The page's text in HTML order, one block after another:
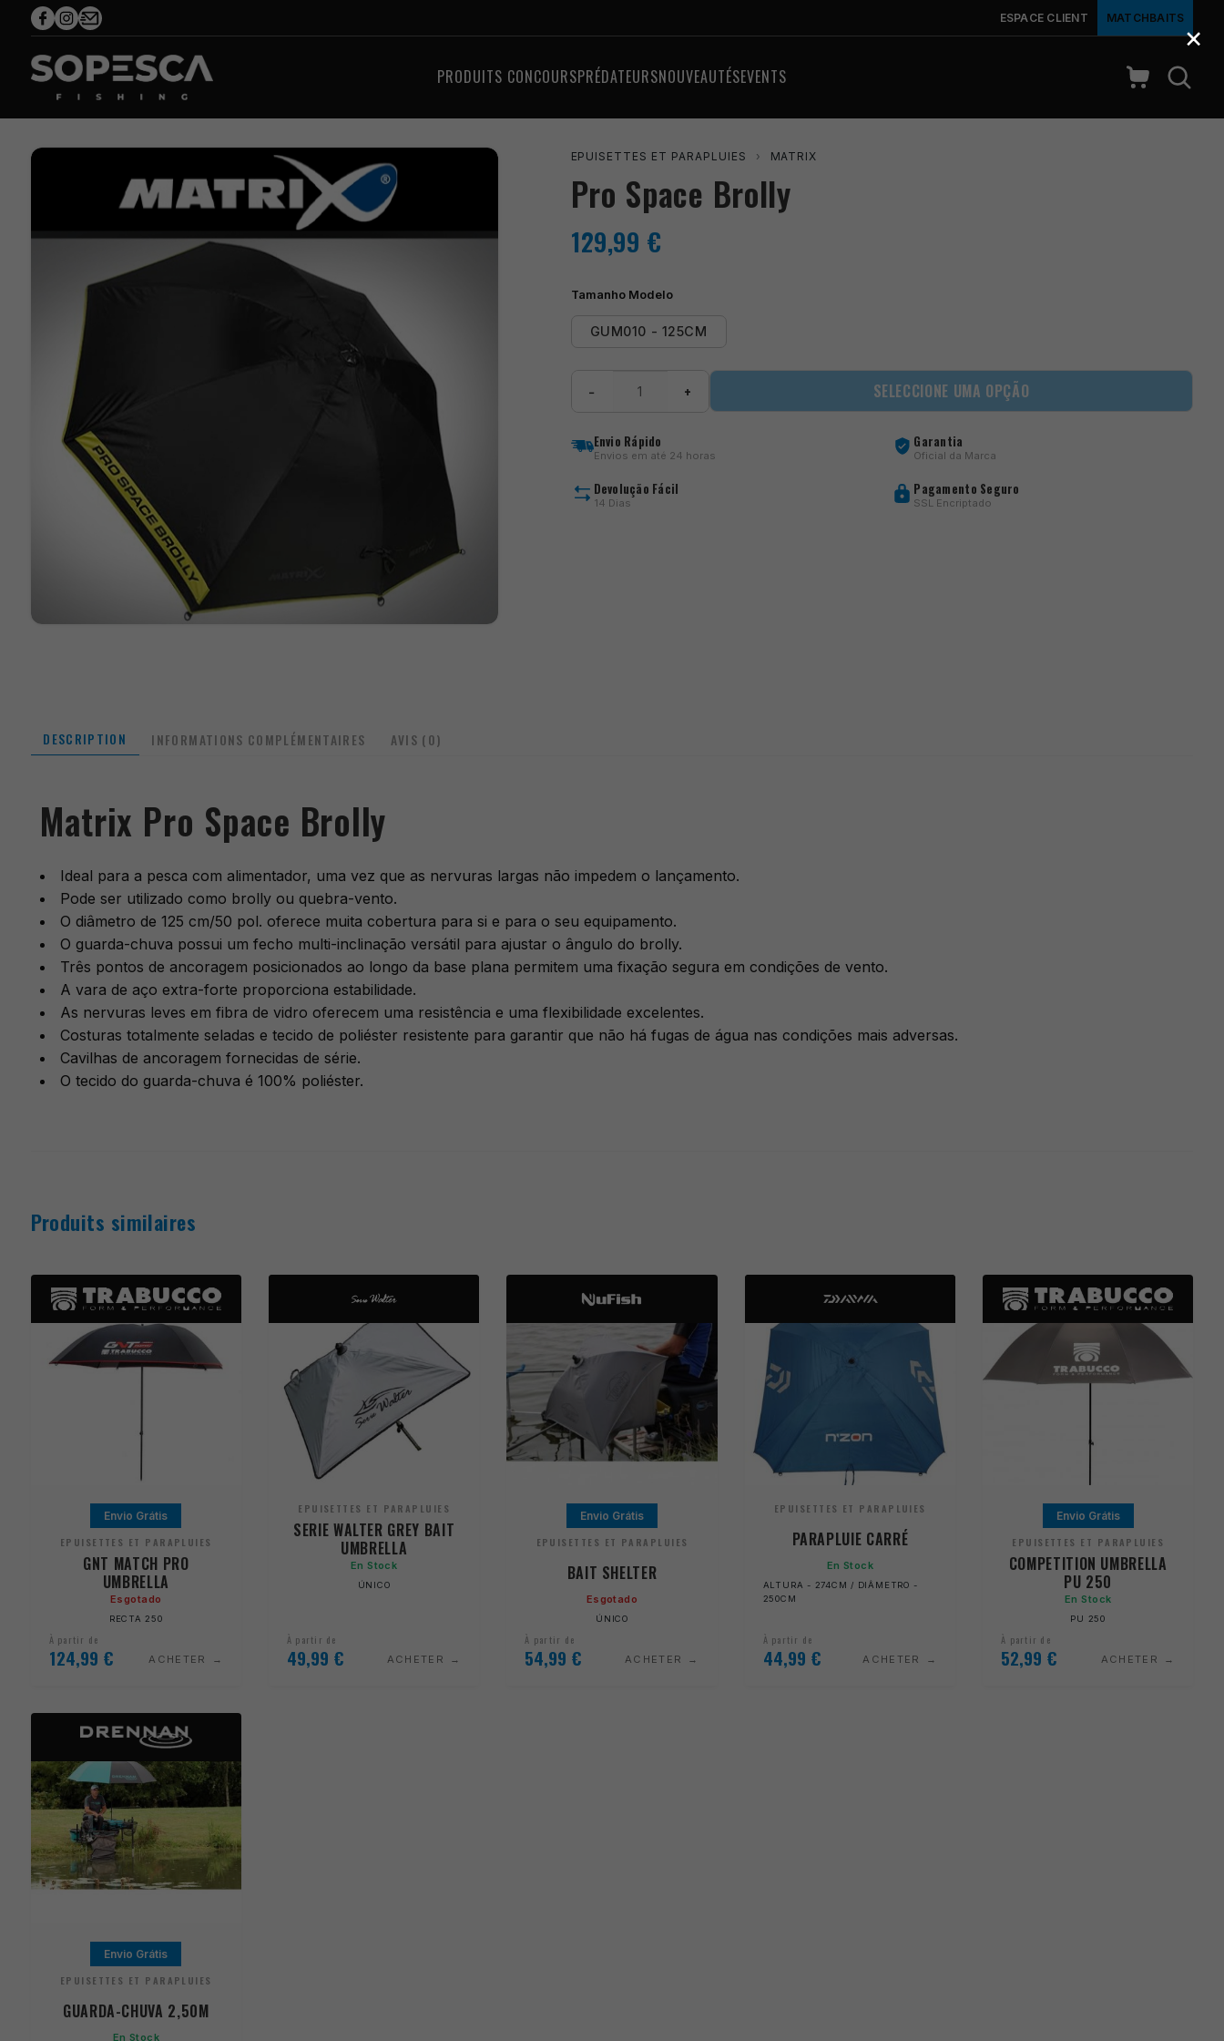
ESPACE CLIENT MATCHBAITS
PRODUITS CONCOURSPRÉDATEURSNOUVEAUTÉSEVENTS
EPUISETTES ET PARAPLUIES › MATRIX
Pro Space Brolly
129,99 €
Tamanho Modelo
GUM010 - 125CM
Brolly
− + SELECCIONE UMA OPÇÃO
Envio Rápido
Envios em até 24 horas
Garantia
Oficial da Marca
Devolução Fácil
14 Dias
Pagamento Seguro
SSL Encriptado
DESCRIPTION INFORMATIONS COMPLÉMENTAIRES AVIS (0)
Matrix Pro Space Brolly
Ideal para a pesca com alimentador, uma vez que as nervuras largas não impedem o lançamento.
Pode ser utilizado como brolly ou quebra-vento.
O diâmetro de 125 cm/50 pol. oferece muita cobertura para si e para o seu equipamento.
O guarda-chuva possui um fecho multi-inclinação versátil para ajustar o ângulo do brolly.
Três pontos de ancoragem posicionados ao longo da base plana permitem uma fixação segura em condições de vento.
A vara de aço extra-forte proporciona estabilidade.
As nervuras leves em fibra de vidro oferecem uma resistência e uma flexibilidade excelentes.
Costuras totalmente seladas e tecido de poliéster resistente para garantir que não há fugas de água nas condições mais adversas.
Cavilhas de ancoragem fornecidas de série.
O tecido do guarda-chuva é 100% poliéster.
Produits similaires
Envio Grátis
EPUISETTES ET PARAPLUIES
GNT MATCH PRO
UMBRELLA
Esgotado
RECTA 250
À partir de
124,99 € ACHETER
EPUISETTES ET PARAPLUIES
SERIE WALTER GREY BAIT
UMBRELLA
En Stock
ÚNICO
À partir de
49,99 € ACHETER
Envio Grátis
EPUISETTES ET PARAPLUIES
BAIT SHELTER
Esgotado
ÚNICO
À partir de
54,99 € ACHETER
EPUISETTES ET PARAPLUIES
PARAPLUIE CARRÉ
En Stock
ALTURA - 274CM / DIÂMETRO -
250CM
À partir de
44,99 € ACHETER
Envio Grátis
EPUISETTES ET PARAPLUIES
COMPETITION UMBRELLA
PU 250
En Stock
PU 250
À partir de
52,99 € ACHETER
Envio Grátis
EPUISETTES ET PARAPLUIES
GUARDA-CHUVA 2,50M
En Stock
×